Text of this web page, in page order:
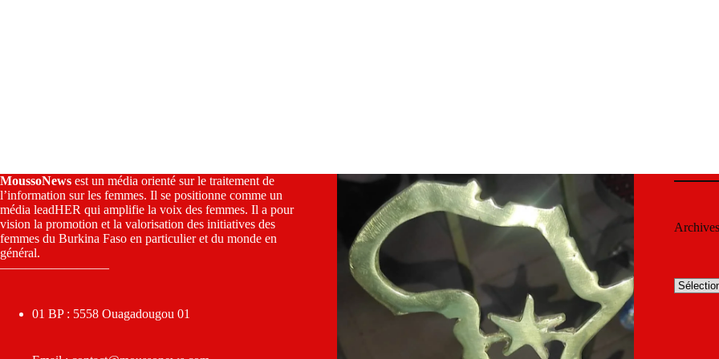
MoussoNews est un média orienté sur le traitement de
l’information sur les femmes. Il se positionne comme un
média leadHER qui amplifie la voix des femmes. Il a pour
vision la promotion et la valorisation des initiatives des
femmes du Burkina Faso en particulier et du monde en
général.
————————–
01 BP : 5558 Ouagadougou 01
Archives
Archives